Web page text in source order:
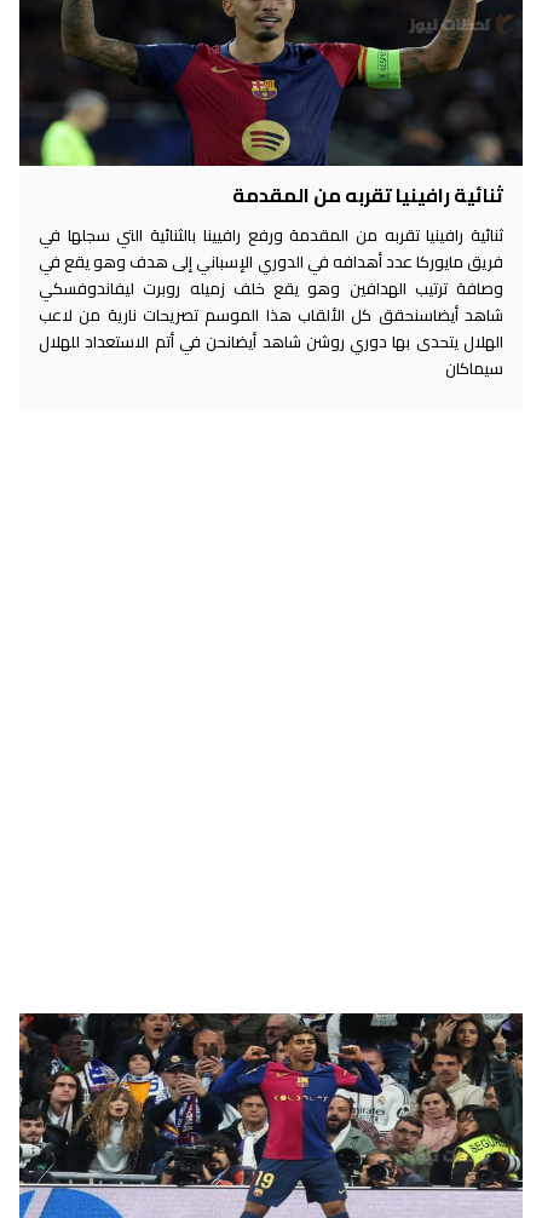
ثنائية رافينيا تقربه من المقدمة
ثنائية رافينيا تقربه من المقدمة ورفع رافيينا بالثنائية التي سجلها في
فريق مايوركا عدد أهدافه في الدوري الإسباني إلى هدف وهو يقع في
وصافة ترتيب الهدافين وهو يقع خلف زميله روبرت ليفاندوفسكي
شاهد أيضاسنحقق كل الألقاب هذا الموسم تصريحات نارية من لاعب
الهلال يتحدى بها دوري روشن شاهد أيضانحن في أتم الاستعداد للهلال
سيماكان